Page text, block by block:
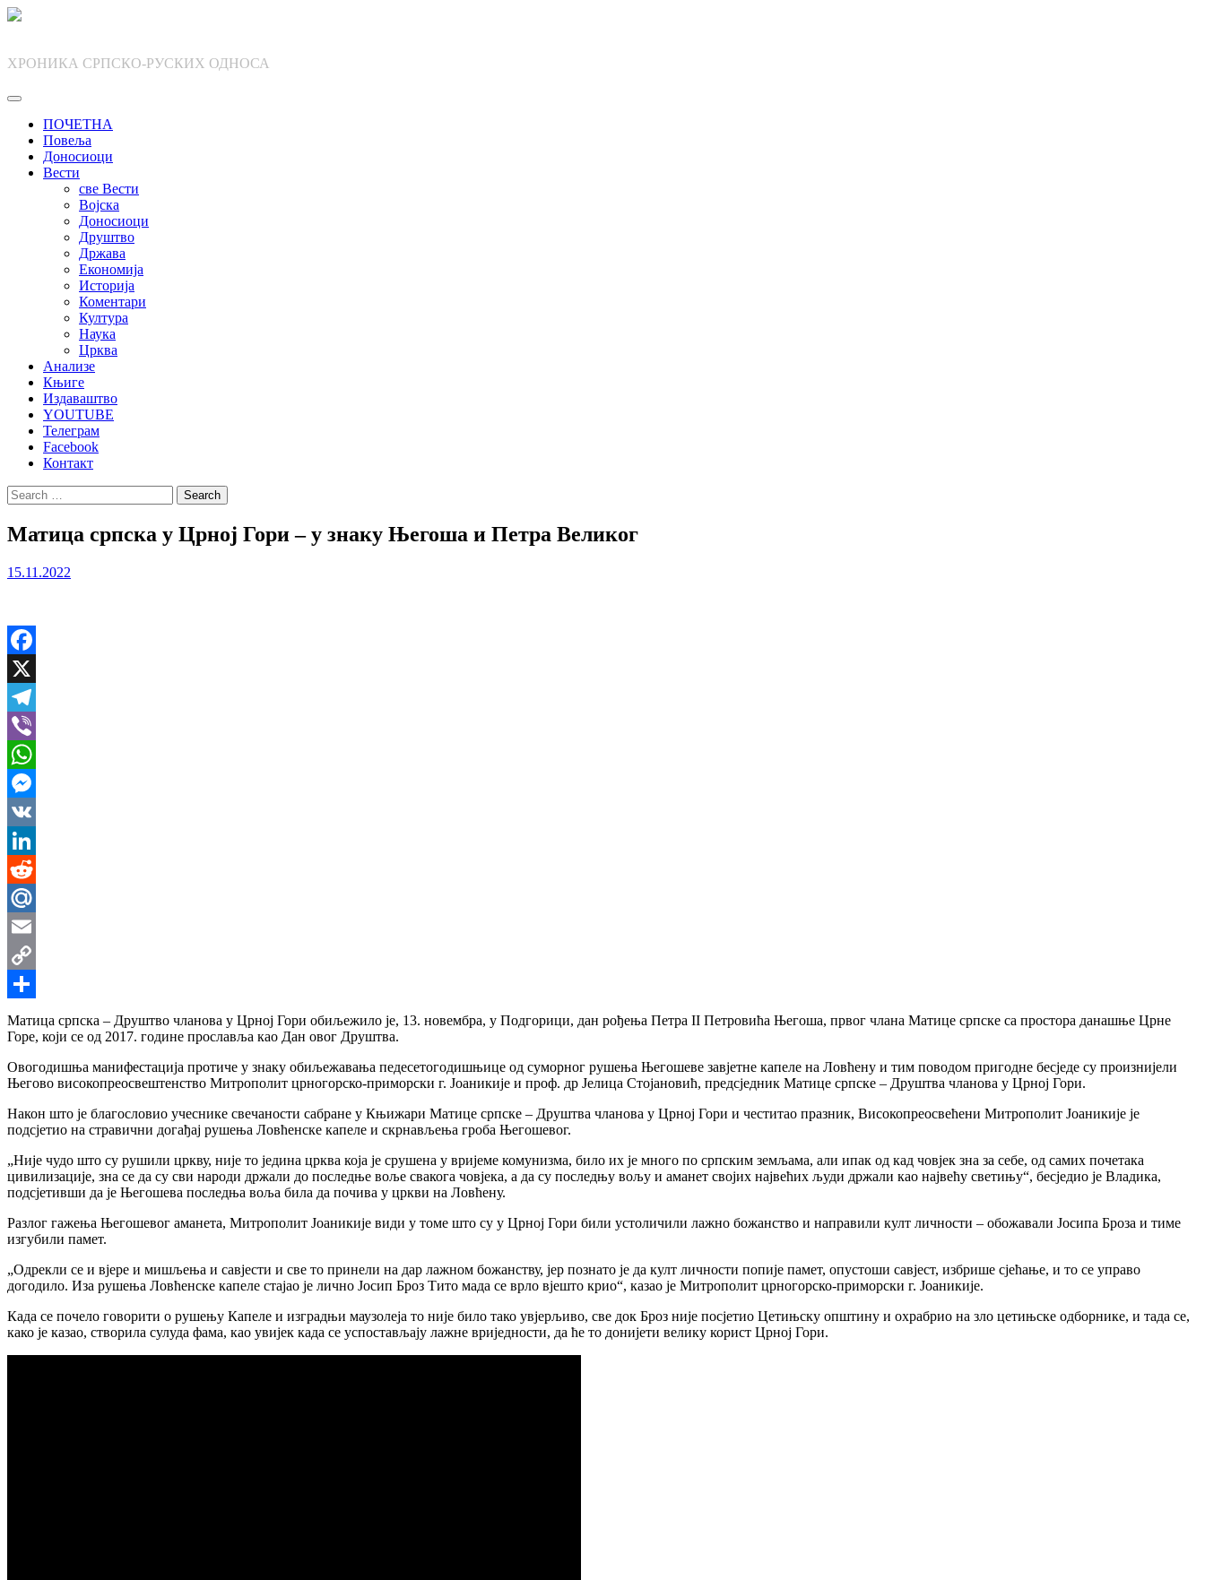
Skip
ХРОНИКА СРПСКО-РУСКИХ ОДНОСА
ПОЧЕТНА
Повеља
Доносиоци
Вести
све Вести
Војска
Доносиоци
Друштво
Држава
Економија
Историја
Коментари
Култура
Наука
Црква
Анализе
Књиге
Издаваштво
YOUTUBE
Телеграм
Facebook
Контакт
Search
for:
Матица српска у Црној Гори – у знаку Његоша и Петра Великог
15.11.2022
Facebook
X
Telegram
Viber
WhatsApp
Messenger
VK
LinkedIn
Reddit
Mail.Ru
Email
Copy
Link
Share
Матица српска – Друштво чланова у Црној Гори обиљежило је, 13. новембра, у Подгорици, дан рођења Петра II Петровића Његоша, првог члана Матице српске са простора данашње Црне
Горе, који се од 2017. године прославља као Дан овог Друштва.
Овогодишња манифестација протиче у знаку обиљежавања педесетогодишњице од суморног рушења Његошеве завјетне капеле на Ловћену и тим поводом пригодне бесједе су произнијели
Његово високопреосвештенство Митрополит црногорско-приморски г. Јоаникије и проф. др Јелица Стојановић, предсједник Матице српске – Друштва чланова у Црној Гори.
Након што је благословио учеснике свечаности сабране у Књижари Матице српске – Друштва чланова у Црној Гори и честитао празник, Високопреосвећени Митрополит Јоаникијe je
подсјетио на стравични догађај рушења Ловћенске капеле и скрнављења гроба Његошевог.
„Није чудо што су рушили цркву, није то једина црква која је срушена у вријеме комунизма, било их је много по српским земљама, али ипак од кад човјек зна за себе, од самих почетака
цивилизације, зна се да су сви народи држали до последње воље свакога човјека, а да су последњу вољу и аманет својих највећих људи држали као највећу светињу“, бесједио је Владика,
подсјетивши да је Његошева последња воља била да почива у цркви на Ловћену.
Разлог гажења Његошевог аманета, Митрополит Јоаникије види у томе што су у Црној Гори били устоличили лажно божанство и направили култ личности – обожавали Јосипа Броза и тиме
изгубили памет.
„Одрекли се и вјере и мишљења и савјести и све то принели на дар лажном божанству, јер познато је да култ личности попије памет, опустоши савјест, избрише сјећање, и то се управо
догодило. Иза рушења Ловћенске капеле стајао је лично Јосип Броз Тито мада се врло вјешто крио“, казао је Митрополит црногорско-приморски г. Јоаникије.
Када се почело говорити о рушењу Капеле и изградњи маузолеја то није било тако увјерљиво, све док Броз није посјетио Цетињску општину и охрабрио на зло цетињске одборнике, и тада се,
како је казао, створила сулуда фама, као увијек када се успостављају лажне вриједности, да ће то донијети велику корист Црној Гори.